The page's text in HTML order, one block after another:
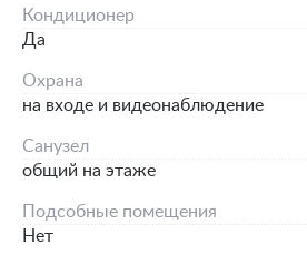
Кондиционер
Да
Охрана
на входе и видеонаблюдение
Санузел
общий на этаже
Подсобные помещения
Нет